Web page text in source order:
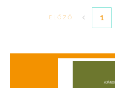
ELŐZŐ 1